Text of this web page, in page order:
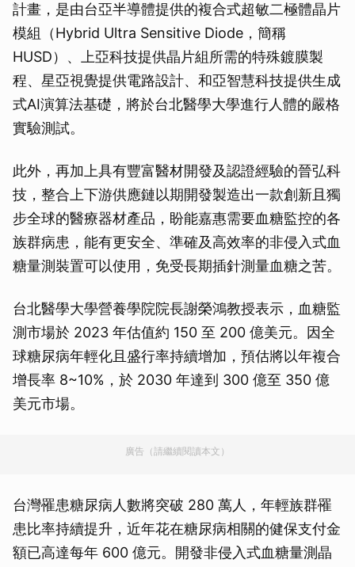
計畫，是由台亞半導體提供的複合式超敏二極體晶片
模組（Hybrid Ultra Sensitive Diode，簡稱
HUSD）、上亞科技提供晶片組所需的特殊鍍膜製
程、星亞視覺提供電路設計、和亞智慧科技提供生成
式AI演算法基礎，將於台北醫學大學進行人體的嚴格
實驗測試。
此外，再加上具有豐富醫材開發及認證經驗的晉弘科
技，整合上下游供應鏈以期開發製造出一款創新且獨
步全球的醫療器材產品，盼能嘉惠需要血糖監控的各
族群病患，能有更安全、準確及高效率的非侵入式血
糖量測裝置可以使用，免受長期插針測量血糖之苦。
台北醫學大學營養學院院長謝榮鴻教授表示，血糖監
測市場於 2023 年估值約 150 至 200 億美元。因全
球糖尿病年輕化且盛行率持續增加，預估將以年複合
增長率 8~10%，於 2030 年達到 300 億至 350 億
美元市場。
廣告（請繼續閱讀本文）
台灣罹患糖尿病人數將突破 280 萬人，年輕族群罹
患比率持續提升，近年花在糖尿病相關的健保支付金
額已高達每年 600 億元。開發非侵入式血糖量測晶